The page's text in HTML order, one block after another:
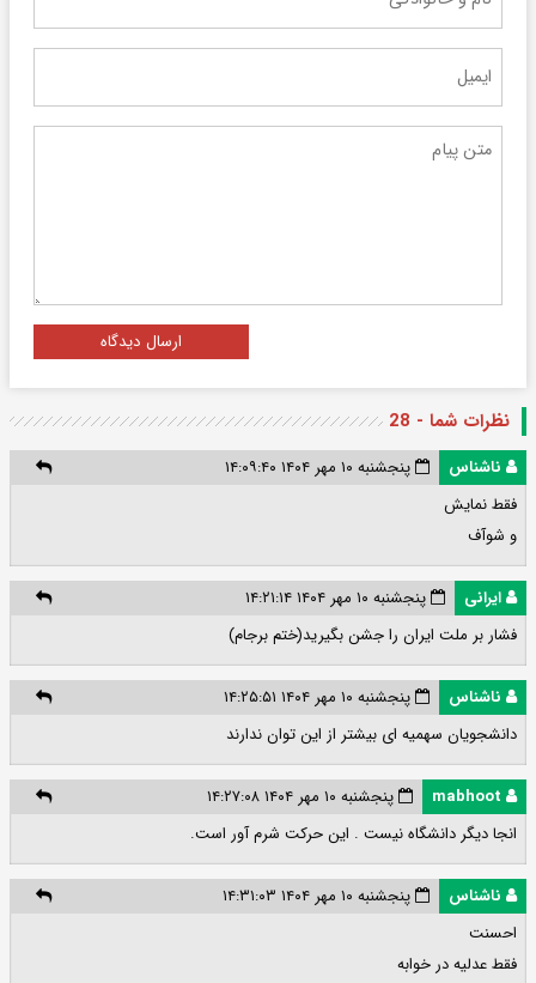
ارسال دیدگاه
نظرات شما - 28
ناشناس
پنجشنبه ۱۰ مهر ۱۴۰۴ ۱۴:۰۹:۴۰
فقط نمایش
و شوآف
ایرانی
پنجشنبه ۱۰ مهر ۱۴۰۴ ۱۴:۲۱:۱۴
فشار بر ملت ایران را جشن بگیرید(ختم برجام)
ناشناس
پنجشنبه ۱۰ مهر ۱۴۰۴ ۱۴:۲۵:۵۱
دانشجویان سهمیه ای بیشتر از این توان ندارند
پنجشنبه ۱۰ مهر ۱۴۰۴ ۱۴:۲۷:۰۸
انجا دیگر دانشگاه نیست . این حرکت شرم آور است.
ناشناس
پنجشنبه ۱۰ مهر ۱۴۰۴ ۱۴:۳۱:۰۳
احسنت
فقط عدلیه در خوابه